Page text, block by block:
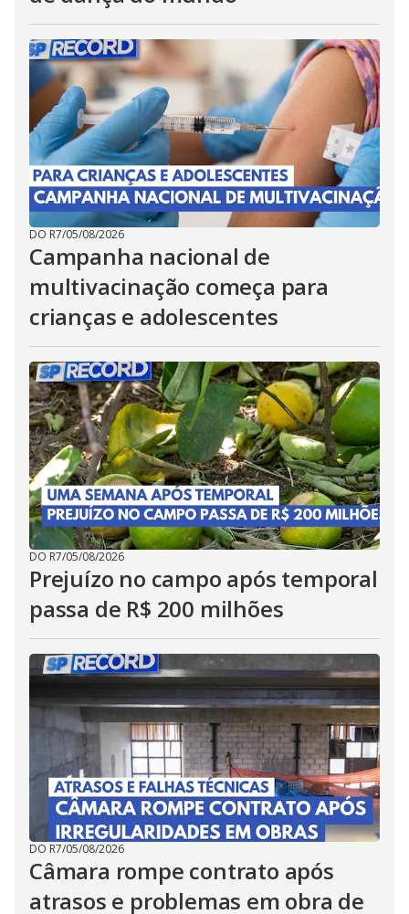
DO R7/05/08/2026
Campanha nacional de
multivacinação começa para
crianças e adolescentes
DO R7/05/08/2026
Prejuízo no campo após temporal
passa de R$ 200 milhões
DO R7/05/08/2026
Câmara rompe contrato após
atrasos e problemas em obra de